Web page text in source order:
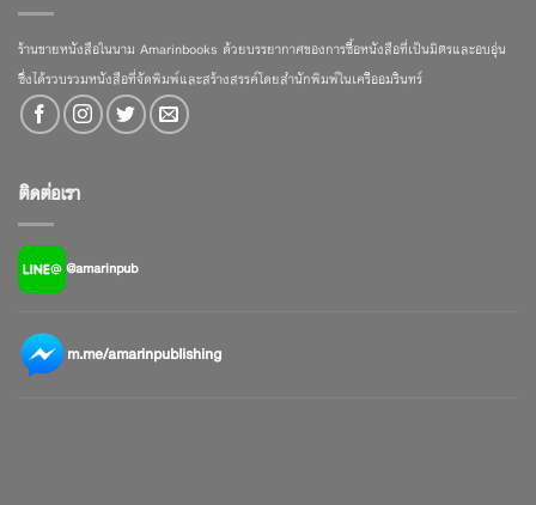
ร้านขายหนังสือในนาม Amarinbooks ด้วยบรรยากาศของการซื้อหนังสือที่เป็นมิตรและอบอุ่น
ซึ่งได้รวบรวมหนังสือที่จัดพิมพ์และสร้างสรรค์โดยสำนักพิมพ์ในเครืออมรินทร์
ติดต่อเรา
@amarinpub
m.me/amarinpublishing